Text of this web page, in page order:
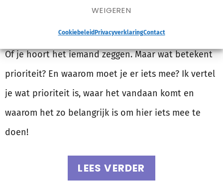
WEIGEREN
Cookiebeleid PrivacyverklaringContact
Prioriteiten… je leest er wellicht wel eens wat over.
Of je hoort het iemand zeggen. Maar wat betekent
prioriteit? En waarom moet je er iets mee? Ik vertel
je wat prioriteit is, waar het vandaan komt en
waarom het zo belangrijk is om hier iets mee te
doen!
LEES VERDER